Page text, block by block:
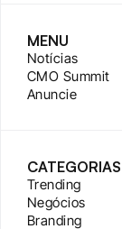
MENU
Notícias
CMO Summit
Anuncie
CATEGORIAS
Trending
Negócios
Branding